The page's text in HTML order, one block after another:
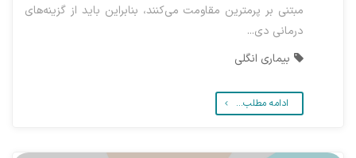
مبتنی بر پرمترین مقاومت می‌کنند، بنابراین باید از گزینه‌های
درمانی دی...
بیماری انگلی
ادامه مطلب...